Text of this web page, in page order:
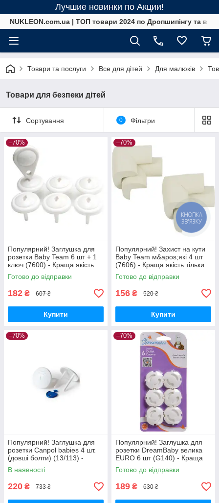
Лучшие новинки по Акции!
NUKLEON.com.ua | ТОП товари 2024 по Дропшипінгу та в
Товари та послуги Все для дітей Для малюків
Товари для безпеки дітей
Сортування 0 Фільтри
–70%
Популярний! Заглушка для
розетки Baby Team 6 шт + 1
ключ (7600) - Краща якість
тільки на Nukleon.com.ua
Готово до відправки
182 ₴ 607 ₴
Купити
–70%
Популярний! Захист на кути
Baby Team м&apos;які 4 шт
(7606) - Краща якість тільки
на Nukleon.com.ua
Готово до відправки
156 ₴ 520 ₴
Купити
–70%
Популярний! Заглушка для
розетки Canpol babies 4 шт.
(довші болти) (13/113) -
Краща якість тільки на
Nukleon.com.ua
В наявності
220 ₴ 733 ₴
–70%
Популярний! Заглушка для
розетки DreamBaby велика
EURO 6 шт (G140) - Краща
якість тільки на
Nukleon.com.ua
Готово до відправки
189 ₴ 630 ₴